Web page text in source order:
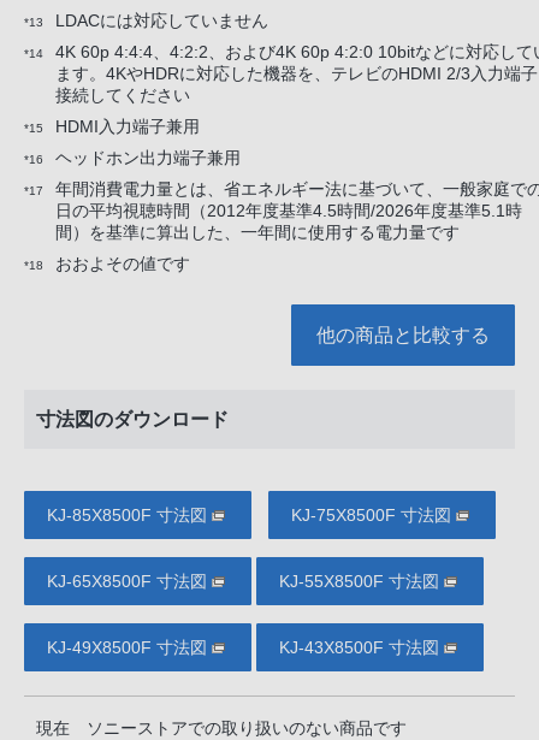
*13 LDACには対応していません
*14
4K 60p 4:4:4、4:2:2、および4K 60p 4:2:0 10bitなどに対応して
ます。4KやHDRに対応した機器を、テレビのHDMI 2/3入力端
接続してください
*15 HDMI入力端子兼用
*16 ヘッドホン出力端子兼用
*17
年間消費電力量とは、省エネルギー法に基づいて、一般家庭で
日の平均視聴時間（2012年度基準4.5時間/2026年度基準5.1時
間）を基準に算出した、一年間に使用する電力量です
*18 おおよその値です
他の商品と比較する
寸法図のダウンロード
KJ-85X8500F 寸法図 KJ-75X8500F 寸法図
KJ-65X8500F 寸法図 KJ-55X8500F 寸法図
KJ-49X8500F 寸法図 KJ-43X8500F 寸法図
現在 ソニーストアでの取り扱いのない商品です